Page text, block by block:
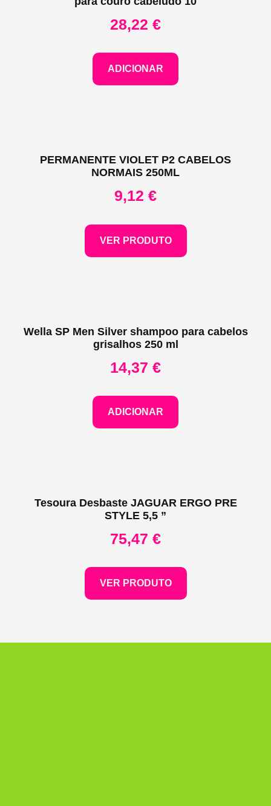
28,22 €
ADICIONAR
PERMANENTE VIOLET P2 CABELOS
NORMAIS 250ML
9,12 €
VER PRODUTO
Wella SP Men Silver shampoo para cabelos
grisalhos 250 ml
14,37 €
ADICIONAR
Tesoura Desbaste JAGUAR ERGO PRE
STYLE 5,5 ”
75,47 €
VER PRODUTO